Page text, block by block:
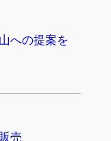
への提案を
売